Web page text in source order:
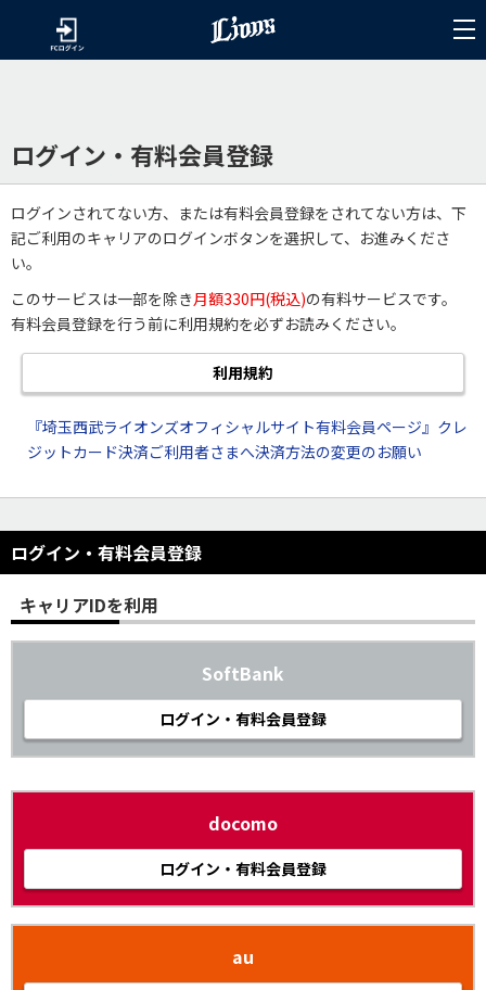
ログイン・有料会員登録
ログインされてない方、または有料会員登録をされてない方は、下
記ご利用のキャリアのログインボタンを選択して、お進みくださ
い。
このサービスは一部を除き月額330円(税込)の有料サービスです。
有料会員登録を行う前に利用規約を必ずお読みください。
利用規約
『埼玉西武ライオンズオフィシャルサイト有料会員ページ』クレ
ジットカード決済ご利用者さまへ決済方法の変更のお願い
ログイン・有料会員登録
キャリアIDを利用
SoftBank
ログイン・有料会員登録
docomo
ログイン・有料会員登録
au